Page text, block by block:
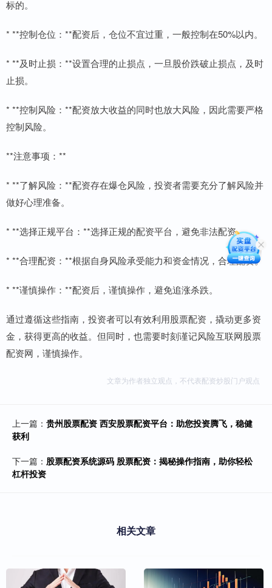
标的。
* **控制仓位：**配资后，仓位不宜过重，一般控制在50%以内。
* **及时止损：**设置合理的止损点，一旦股价跌破止损点，及时
止损。
* **控制风险：**配资放大收益的同时也放大风险，因此需要严格
控制风险。
**注意事项：**
* **了解风险：**配资存在爆仓风险，投资者需要充分了解风险并
做好心理准备。
* **选择正规平台：**选择正规的配资平台，避免非法配资。
* **合理配资：**根据自身风险承受能力和资金情况，合理配资。
* **谨慎操作：**配资后，谨慎操作，避免追涨杀跌。
通过遵循这些指南，投资者可以有效利用股票配资，撬动更多资
金，获得更高的收益。但同时，也需要时刻谨记风险互联网股票
配资网，谨慎操作。
文章为作者独立观点，不代表配资炒股门户观点
上一篇： 贵州股票配资 西安股票配资平台：助您投资腾飞，稳健
获利
下一篇： 股票配资系统源码 股票配资：揭秘操作指南，助你轻松
杠杆投资
相关文章